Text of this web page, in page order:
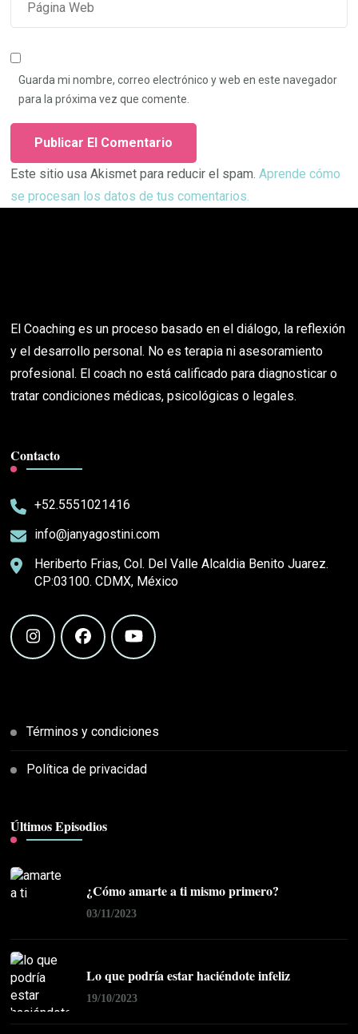
Guarda mi nombre, correo electrónico y web en este navegador
para la próxima vez que comente.
Este sitio usa Akismet para reducir el spam.Aprende cómo
se procesan los datos de tus comentarios.
El Coaching es un proceso basado en el diálogo, la reflexión
y el desarrollo personal. No es terapia ni asesoramiento
profesional. El coach no está calificado para diagnosticar o
tratar condiciones médicas, psicológicas o legales.
Contacto
+52.5551021416
info@janyagostini.com
Heriberto Frias, Col. Del Valle Alcaldia Benito Juarez.
CP:03100. CDMX, México
Términos y condiciones
Política de privacidad
Últimos Episodios
¿Cómo amarte a ti mismo primero?
03/11/2023
Lo que podría estar haciéndote infeliz
19/10/2023